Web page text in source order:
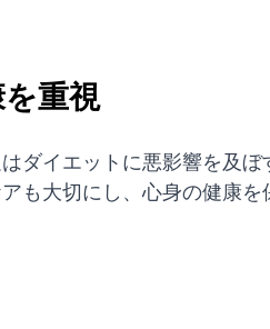
重視
ダイエットに悪影響を及ぼ
も大切にし、心身の健康を